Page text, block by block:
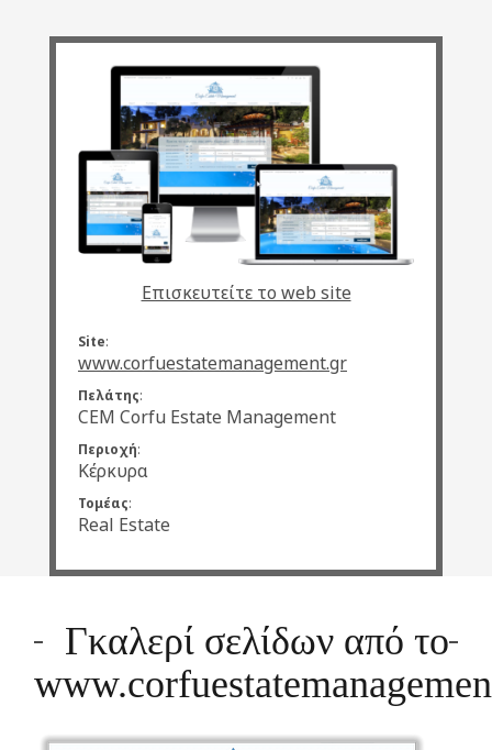
Επισκευτείτε το web site
Site:
www.corfuestatemanagement.gr
Πελάτης:
CEM Corfu Estate Management
Περιοχή:
Κέρκυρα
Τομέας:
Real Estate
Γκαλερί σελίδων από το